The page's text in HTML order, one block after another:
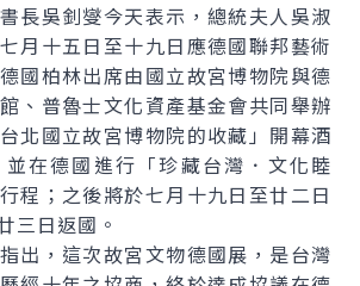
吳釗燮今天表示，總統夫人吳淑
月十五日至十九日應德國聯邦藝術
國柏林出席由國立故宮博物院與德
、普魯士文化資產基金會共同舉辦
北國立故宮博物院的收藏」開幕酒
在德國進行「珍藏台灣．文化睦
程；之後將於七月十九日至廿二日
三日返國。
，這次故宮文物德國展，是台灣